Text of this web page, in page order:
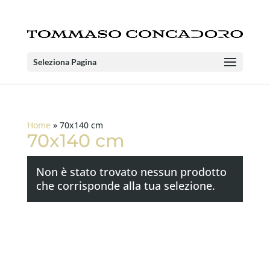
Seleziona Pagina
Home» 70x140 cm
70x140 cm
Non è stato trovato nessun prodotto
che corrisponde alla tua selezione.